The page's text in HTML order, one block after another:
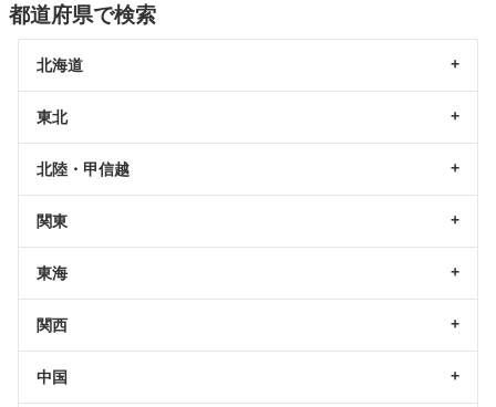
都道府県で検索
北海道
東北
北陸・甲信越
関東
東海
関西
中国